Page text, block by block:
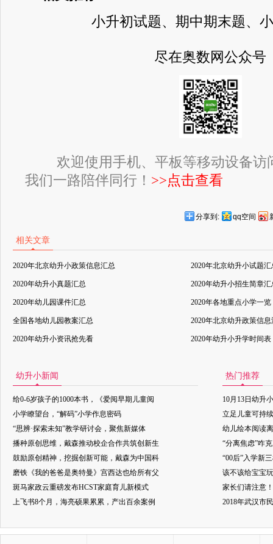
小升初试题、期中期末题、
尽在奥数网公众号
欢迎使用手机、平板等移动设备访
我们一路陪伴同行！ >>点击查看
分享到: qq空间
相关文章
2020年北京幼升小政策信息汇总 2020年北京幼升小试题汇
2020年幼升小真题汇总 2020年幼升小招生简章汇
2020年幼儿园课件汇总 2020年各地重点小学一览
全国各地幼儿园教案汇总 2020年北京幼升政策信息
2020年幼升小资讯抢先看 2020年幼升小升学时间表
幼升小新闻
给0-6岁孩子的1000本书，《爱阅早期儿童阅
小学瞭望台，“解码”小学作息密码
“思辨·探索未知”教学研讨会，聚焦新媒体
播种原创思维，戴森推动校企合作共筑创新生
鼓励原创精神，挖掘创新可能，戴森为中国科
磨铁《我的爸爸是奥特曼》宫西达也给所有父
斑马家政云重磅发布HCST家庭育儿新模式
上飞书8个月，海亮硕果累累，产出百余案例
热门推荐
10月13日幼升
立足儿童可持
幼儿绘本阅读
“分离焦虑”咋
“00后”入学新
该不该给宝宝
家长们请注意
2018年武汉市